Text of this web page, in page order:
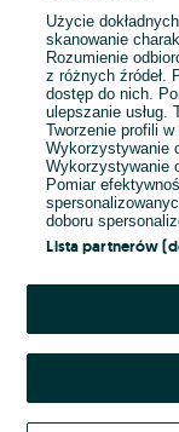
E-mail
Hasło
Użycie
skanowanie
Rozumienie
z różnych źródeł.
dostęp do nich.
ulepszanie usług.
Tworzenie profili
Wykorzystywanie
Wykorzystywanie
Pomiar
doboru
Lista partnerów